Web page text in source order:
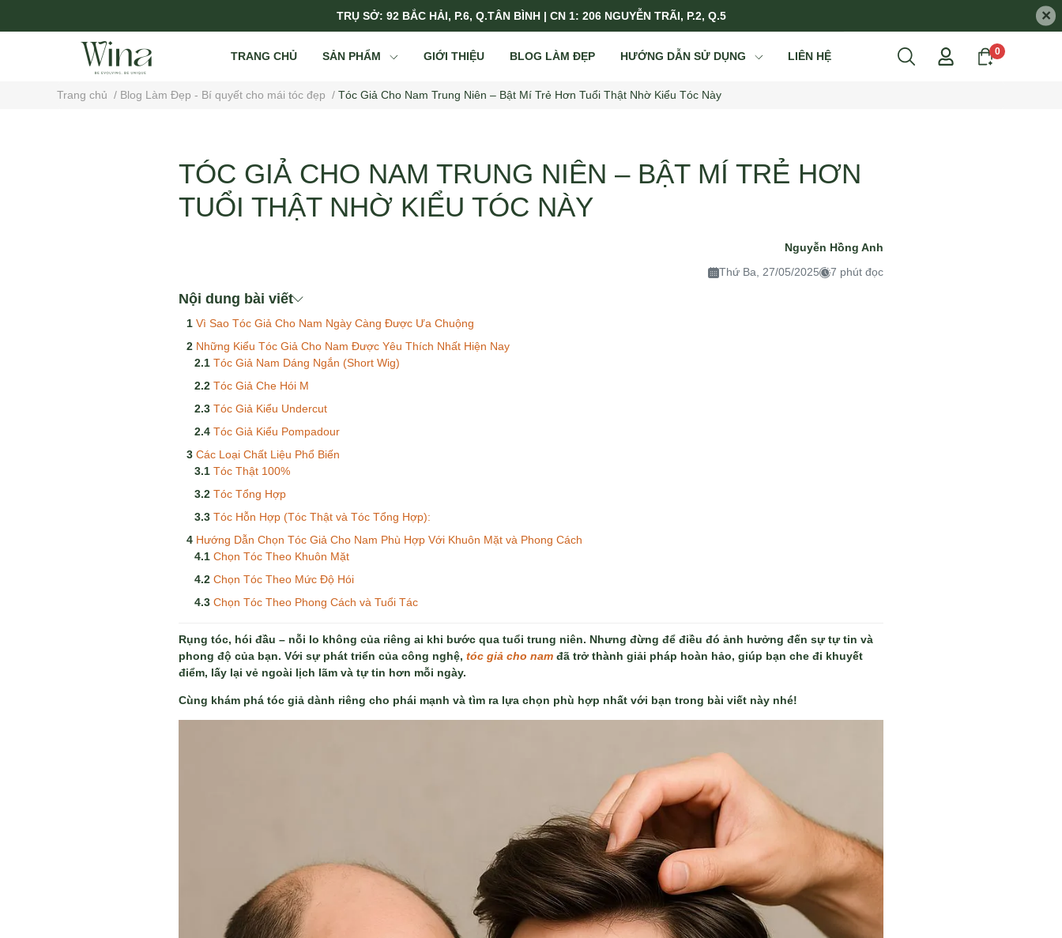
TRỤ SỞ: 92 BẮC HẢI, P.6, Q.TÂN BÌNH | CN 1: 206 NGUYỄN TRÃI, P.2, Q.5 ×
TRANG CHỦ SẢN PHẨM GIỚI THIỆU BLOG LÀM ĐẸP HƯỚNG DẪN SỬ DỤNG LIÊN HỆ 0
Trang chủ / Blog Làm Đẹp - Bí quyết cho mái tóc đẹp / Tóc Giả Cho Nam Trung Niên – Bật Mí Trẻ Hơn Tuổi Thật Nhờ Kiểu Tóc Này
TÓC GIẢ CHO NAM TRUNG NIÊN – BẬT MÍ TRẺ HƠN
TUỔI THẬT NHỜ KIỂU TÓC NÀY
Nguyễn Hồng Anh
Thứ Ba, 27/05/2025
7 phút đọc
Nội dung bài viết
Vì Sao Tóc Giả Cho Nam Ngày Càng Được Ưa Chuộng
Những Kiểu Tóc Giả Cho Nam Được Yêu Thích Nhất Hiện Nay
Tóc Giả Nam Dáng Ngắn (Short Wig)
Tóc Giả Che Hói M
Tóc Giả Kiểu Undercut
Tóc Giả Kiểu Pompadour
Các Loại Chất Liệu Phổ Biến
Tóc Thật 100%
Tóc Tổng Hợp
Tóc Hỗn Hợp (Tóc Thật và Tóc Tổng Hợp):
Hướng Dẫn Chọn Tóc Giả Cho Nam Phù Hợp Với Khuôn Mặt và Phong Cách
Chọn Tóc Theo Khuôn Mặt
Chọn Tóc Theo Mức Độ Hói
Chọn Tóc Theo Phong Cách và Tuổi Tác
Rụng tóc, hói đầu – nỗi lo không của riêng ai khi bước qua tuổi trung niên. Nhưng đừng để điều đó ảnh hưởng đến sự tự tin và
phong độ của bạn. Với sự phát triển của công nghệ, tóc giả cho namđã trở thành giải pháp hoàn hảo, giúp bạn che đi khuyết
điểm, lấy lại vẻ ngoài lịch lãm và tự tin hơn mỗi ngày.
Cùng khám phá tóc giả dành riêng cho phái mạnh và tìm ra lựa chọn phù hợp nhất với bạn trong bài viết này nhé!